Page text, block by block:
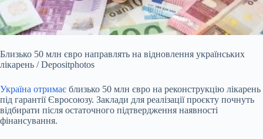
Близько 50 млн євро направлять на відновлення українських
лікарень / Depositphotos
Україна отримає близько 50 млн євро на реконструкцію лікарень
під гарантії Євросоюзу. Заклади для реалізації проєкту почнуть
відбирати після остаточного підтвердження наявності
фінансування.